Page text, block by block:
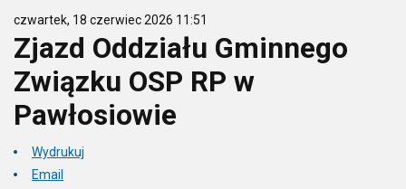
czwartek, 18 czerwiec 2026 11:51
Zjazd Oddziału Gminnego
Związku OSP RP w
Pawłosiowie
Wydrukuj
Email